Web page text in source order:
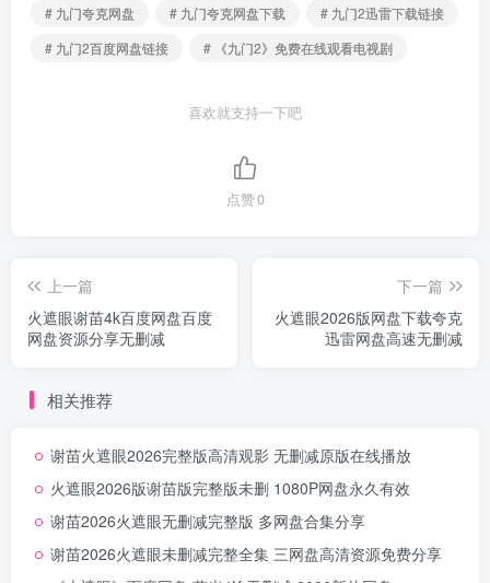
# 九门夸克网盘
# 九门夸克网盘下载
# 九门2迅雷下载链接
# 九门2百度网盘链接
# 《九门2》免费在线观看电视剧
喜欢就支持一下吧
点赞0
上一篇
火遮眼谢苗4k百度网盘百度
网盘资源分享无删减
下一篇
火遮眼2026版网盘下载夸克
迅雷网盘高速无删减
相关推荐
谢苗火遮眼2026完整版高清观影 无删减原版在线播放
火遮眼2026版谢苗版完整版未删 1080P网盘永久有效
谢苗2026火遮眼无删减完整版 多网盘合集分享
谢苗2026火遮眼未删减完整全集 三网盘高清资源免费分享